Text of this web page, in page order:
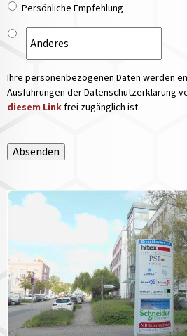
Persönliche Empfehlung
Ihre personenbezogenen Daten werden
Ausführungen der Datenschutzerklärung
diesem Linkfrei zugänglich ist.
Absenden